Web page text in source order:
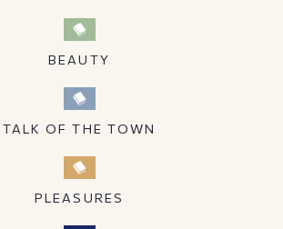
BEAUTY
TALK OF THE TOWN
PLEASURES